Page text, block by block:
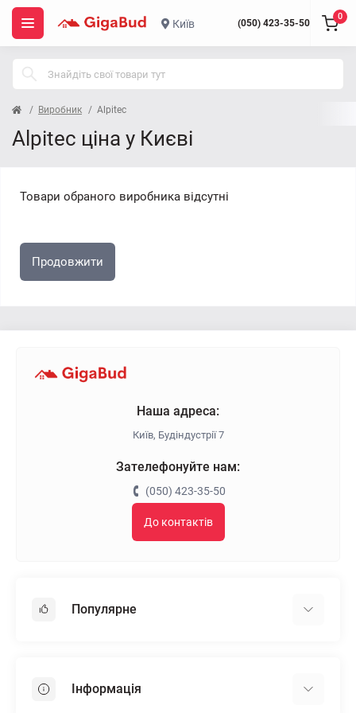
Київ (050) 423-35-50
0
Виробник Alpitec
Alpitec ціна у Києві
Товари обраного виробника відсутні
Продовжити
Наша адреса:
Київ, Будіндустрії 7
Зателефонуйте нам:
(050) 423-35-50
До контактів
Популярне
Пінопласт
Інформація